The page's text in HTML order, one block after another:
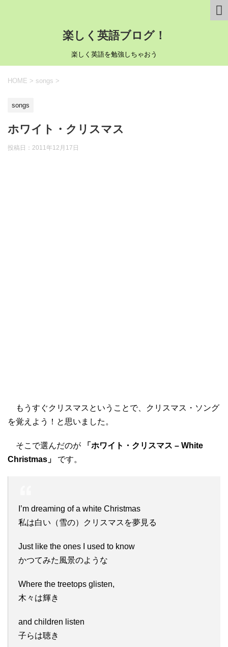
楽しく英語ブログ！
楽しく英語を勉強しちゃおう
HOME > songs >
songs
ホワイト・クリスマス
投稿日： 2011年12月17日
もうすぐクリスマスということで、クリスマス・ソング
を覚えよう！と思いました。
そこで選んだのが
「ホワイト・クリスマス – White
Christmas」
です。
I’m dreaming of a white Christmas
私は白い（雪の）クリスマスを夢見る
Just like the ones I used to know
かつてみた風景のような
Where the treetops glisten,
木々は輝き
and children listen
子らは聴き